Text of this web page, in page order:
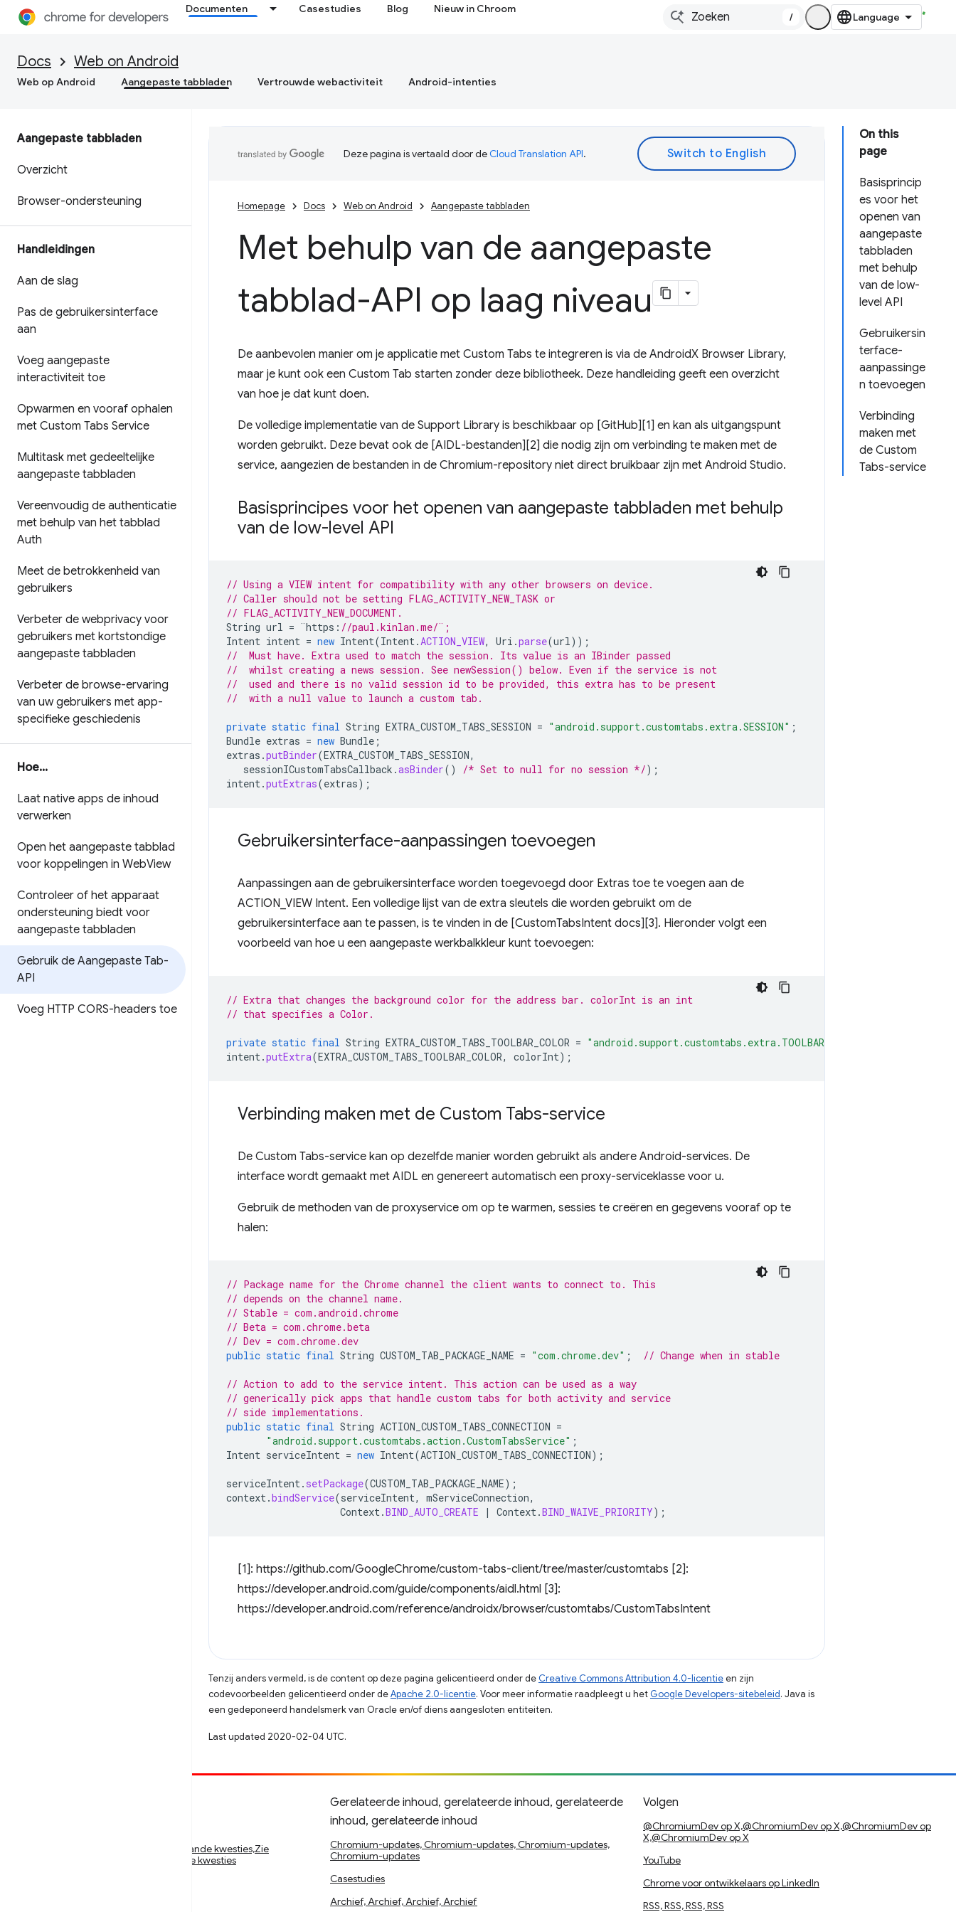
Documenten Casestudies Blog Nieuw in Chroom
/
Docs Web on Android
Web op Android Aangepaste tabbladen Vertrouwde webactiviteit Android-intenties
Aangepaste tabbladen
Overzicht
Browser-ondersteuning
Handleidingen
Aan de slag
Pas de gebruikersinterface
aan
Voeg aangepaste
interactiviteit toe
Opwarmen en vooraf ophalen
met Custom Tabs Service
Multitask met gedeeltelijke
aangepaste tabbladen
Vereenvoudig de authenticatie
met behulp van het tabblad
Auth
Meet de betrokkenheid van
gebruikers
Verbeter de webprivacy voor
gebruikers met kortstondige
aangepaste tabbladen
Verbeter de browse-ervaring
van uw gebruikers met app-
specifieke geschiedenis
Hoe...
Laat native apps de inhoud
verwerken
Open het aangepaste tabblad
voor koppelingen in WebView
Controleer of het apparaat
ondersteuning biedt voor
aangepaste tabbladen
Gebruik de Aangepaste Tab-
API
Voeg HTTP CORS-headers toe
On this
page
Basisprincip
es voor het
openen van
aangepaste
tabbladen
met behulp
van de low-
level API
Gebruikersin
terface-
aanpassinge
n toevoegen
Verbinding
maken met
de Custom
Tabs-service
Deze pagina is vertaald door deCloud Translation API.
Homepage Docs Web on Android Aangepaste tabbladen
Met behulp van de aangepaste
tabblad-API op laag niveau
De aanbevolen manier om je applicatie met Custom Tabs te integreren is via de AndroidX Browser Library,
maar je kunt ook een Custom Tab starten zonder deze bibliotheek. Deze handleiding geeft een overzicht
van hoe je dat kunt doen.
De volledige implementatie van de Support Library is beschikbaar op [GitHub][1] en kan als uitgangspunt
worden gebruikt. Deze bevat ook de [AIDL-bestanden][2] die nodig zijn om verbinding te maken met de
service, aangezien de bestanden in de Chromium-repository niet direct bruikbaar zijn met Android Studio.
Basisprincipes voor het openen van aangepaste tabbladen met behulp
van de low-level API
// Using a VIEW intent for compatibility with any other browsers on device.
// Caller should not be setting FLAG_ACTIVITY_NEW_TASK or
// FLAG_ACTIVITY_NEW_DOCUMENT.
String url = ¨https : //paul.kinlan.me/¨;
Intent intent = new Intent(Intent.ACTION_VIEW, Uri .parse(url));
//  Must have. Extra used to match the session. Its value is an IBinder passed
//  whilst creating a news session. See newSession() below. Even if the service is not
//  used and there is no valid session id to be provided, this extra has to be present
//  with a null value to launch a custom tab.
private static final String EXTRA_CUSTOM_TABS_SESSION = "android.support.customtabs.extra.SESSION" ;
Bundle extras = new Bundle ;
extras .putBinder(EXTRA_CUSTOM_TABS_SESSION,
sessionICustomTabsCallback .asBinder() /* Set to null for no session */);
intent.putExtras(extras);
Gebruikersinterface-aanpassingen toevoegen
Aanpassingen aan de gebruikersinterface worden toegevoegd door Extras toe te voegen aan de
ACTION_VIEW Intent. Een volledige lijst van de extra sleutels die worden gebruikt om de
gebruikersinterface aan te passen, is te vinden in de [CustomTabsIntent docs][3]. Hieronder volgt een
voorbeeld van hoe u een aangepaste werkbalkkleur kunt toevoegen:
// Extra that changes the background color for the address bar. colorInt is an int
// that specifies a Color.
private static final String EXTRA_CUSTOM_TABS_TOOLBAR_COLOR = "android.support.customtabs.extra.TOOLBAR_COLOR"
intent.putExtra(EXTRA_CUSTOM_TABS_TOOLBAR_COLOR, colorInt);
Verbinding maken met de Custom Tabs-service
De Custom Tabs-service kan op dezelfde manier worden gebruikt als andere Android-services. De
interface wordt gemaakt met AIDL en genereert automatisch een proxy-serviceklasse voor u.
Gebruik de methoden van de proxyservice om op te warmen, sessies te creëren en gegevens vooraf op te
halen:
// Package name for the Chrome channel the client wants to connect to. This
// depends on the channel name.
// Stable = com.android.chrome
// Beta = com.chrome.beta
// Dev = com.chrome.dev
public static final String CUSTOM_TAB_PACKAGE_NAME = "com.chrome.dev" ; // Change when in stable
// Action to add to the service intent. This action can be used as a way
// generically pick apps that handle custom tabs for both activity and service
// side implementations.
public static final String ACTION_CUSTOM_TABS_CONNECTION =
"android.support.customtabs.action.CustomTabsService" ;
Intent serviceIntent = new Intent(ACTION_CUSTOM_TABS_CONNECTION);
serviceIntent. setPackage(CUSTOM_TAB_PACKAGE_NAME);
context.bindService(serviceIntent, mServiceConnection,
Context.BIND_AUTO_CREATE | Context.BIND_WAIVE_PRIORITY);
[1]: https://github.com/GoogleChrome/custom-tabs-client/tree/master/customtabs [2]:
https://developer.android.com/guide/components/aidl.html [3]:
https://developer.android.com/reference/androidx/browser/customtabs/CustomTabsIntent
Tenzij anders vermeld, is de content op deze pagina gelicentieerd onder de Creative Commons Attribution 4.0-licentieen zijn
codevoorbeelden gelicentieerd onder deApache 2.0-licentie. Voor meer informatie raadpleegt u het Google Developers-sitebeleid. Java is
een gedeponeerd handelsmerk van Oracle en/of diens aangesloten entiteiten.
Last updated 2020-02-04 UTC.
Zie openstaande kwesties,Zie openstaande kwesties,Zie
openstaande kwesties,Zie openstaande kwesties
Gerelateerde inhoud, gerelateerde inhoud, gerelateerde
inhoud, gerelateerde inhoud
Chromium-updates, Chromium-updates, Chromium-updates,
Chromium-updates
Casestudies
Archief, Archief, Archief, Archief
Volgen
@ChromiumDev op X,@ChromiumDev op X,@ChromiumDev op
X,@ChromiumDev op X
YouTube
Chrome voor ontwikkelaars op LinkedIn
RSS, RSS, RSS, RSS